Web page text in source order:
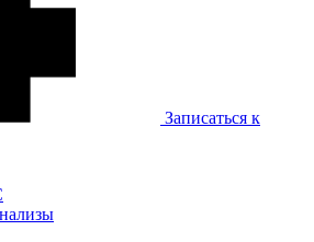
Записаться к